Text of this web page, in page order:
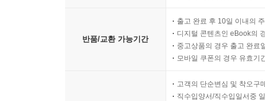
반품/교환 가능기간
출고 완료 후 10일 이내의
디지털 콘텐츠인 eBook의
중고상품의 경우 출고 완료
모바일 쿠폰의 경우 유효기
고객의 단순변심 및 착오구
직수입양서/직수입일서중